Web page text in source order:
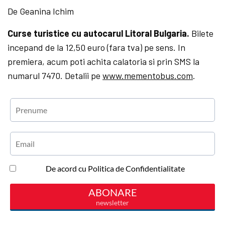
De Geanina Ichim
Curse turistice cu autocarul Litoral Bulgaria. Bilete
incepand de la 12,50 euro (fara tva) pe sens. In
premiera, acum poti achita calatoria si prin SMS la
numarul 7470. Detalii pewww.mementobus.com.